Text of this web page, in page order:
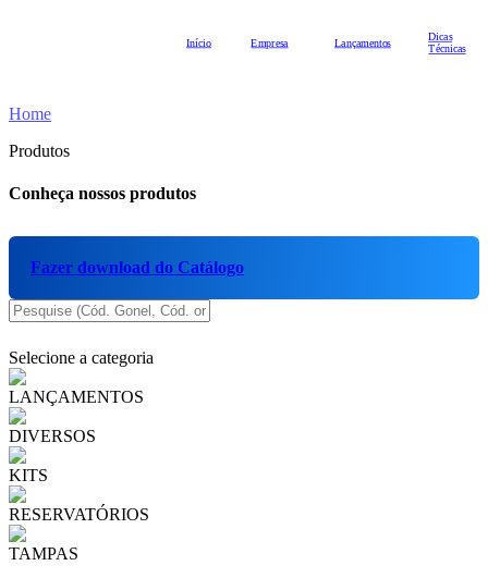
Início Empresa Lançamentos
Dicas
Técnicas
Home
Produtos
Conheça nossos produtos
Fazer download do Catálogo
Selecione a categoria
LANÇAMENTOS
DIVERSOS
KITS
RESERVATÓRIOS
TAMPAS